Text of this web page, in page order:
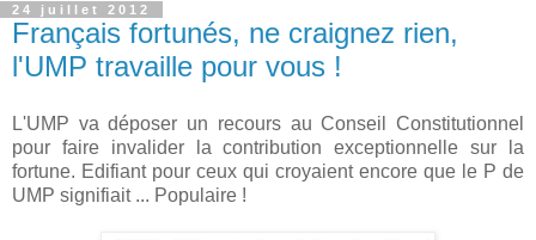
24 juillet 2012
Français fortunés, ne craignez rien,
l'UMP travaille pour vous !
L'UMP va déposer un recours au Conseil Constitutionnel
pour faire invalider la contribution exceptionnelle sur la
fortune. Edifiant pour ceux qui croyaient encore que le P de
UMP signifiait ... Populaire !